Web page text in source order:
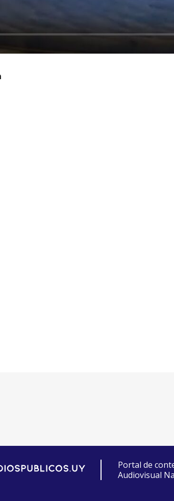
Portal de
Audiovisual